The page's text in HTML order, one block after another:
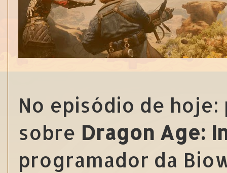
No episódio de
sobre Dragon Age:
programador da